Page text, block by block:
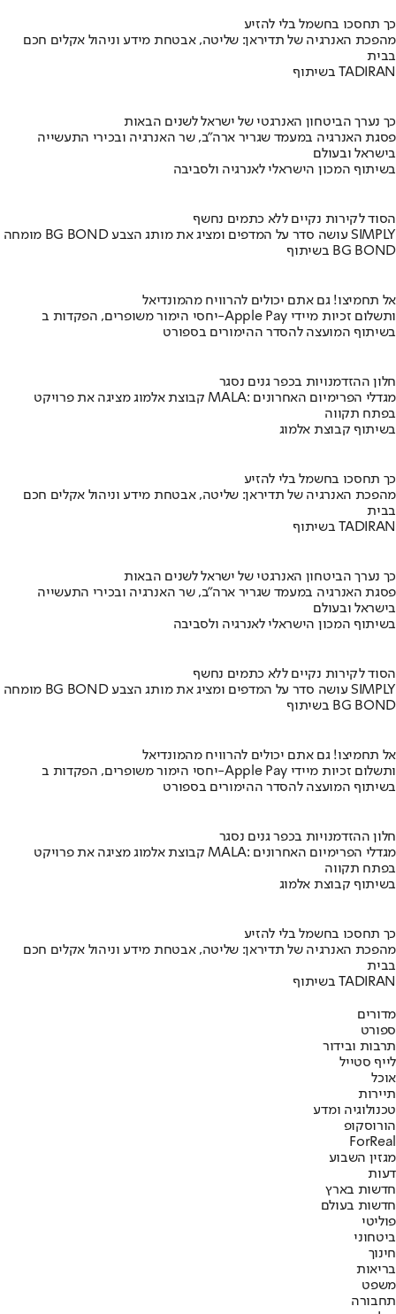
כך תחסכו בחשמל בלי להזיע
מהפכת האנרגיה של תדיראן: שליטה, אבטחת מידע וניהול אקלים חכם
בבית
בשיתוף TADIRAN
כך נערך הביטחון האנרגטי של ישראל לשנים הבאות
פסגת האנרגיה במעמד שגריר ארה"ב, שר האנרגיה ובכירי התעשייה
בישראל ובעולם
בשיתוף המכון הישראלי לאנרגיה ולסביבה
הסוד לקירות נקיים ללא כתמים נחשף
מומחה BG BOND עושה סדר על המדפים ומציג את מותג הצבע SIMPLY
בשיתוף BG BOND
אל תחמיצו! גם אתם יכולים להרוויח מהמונדיאל
יחסי הימור משופרים, הפקדות ב-Apple Pay ותשלום זכיות מיידי
בשיתוף המועצה להסדר ההימורים בספורט
חלון ההזדמנויות בכפר גנים נסגר
קבוצת אלמוג מציגה את פרויקט MALA: מגדלי הפרימיום האחרונים
בפתח תקווה
בשיתוף קבוצת אלמוג
כך תחסכו בחשמל בלי להזיע
מהפכת האנרגיה של תדיראן: שליטה, אבטחת מידע וניהול אקלים חכם
בבית
בשיתוף TADIRAN
כך נערך הביטחון האנרגטי של ישראל לשנים הבאות
פסגת האנרגיה במעמד שגריר ארה"ב, שר האנרגיה ובכירי התעשייה
בישראל ובעולם
בשיתוף המכון הישראלי לאנרגיה ולסביבה
הסוד לקירות נקיים ללא כתמים נחשף
מומחה BG BOND עושה סדר על המדפים ומציג את מותג הצבע SIMPLY
בשיתוף BG BOND
אל תחמיצו! גם אתם יכולים להרוויח מהמונדיאל
יחסי הימור משופרים, הפקדות ב-Apple Pay ותשלום זכיות מיידי
בשיתוף המועצה להסדר ההימורים בספורט
חלון ההזדמנויות בכפר גנים נסגר
קבוצת אלמוג מציגה את פרויקט MALA: מגדלי הפרימיום האחרונים
בפתח תקווה
בשיתוף קבוצת אלמוג
כך תחסכו בחשמל בלי להזיע
מהפכת האנרגיה של תדיראן: שליטה, אבטחת מידע וניהול אקלים חכם
בבית
בשיתוף TADIRAN
מדורים
ספורט
תרבות ובידור
לייף סטייל
אוכל
תיירות
טכנולוגיה ומדע
הורוסקופ
ForReal
מגזין השבוע
דעות
חדשות בארץ
חדשות בעולם
פוליטי
ביטחוני
חינוך
בריאות
משפט
תחבורה